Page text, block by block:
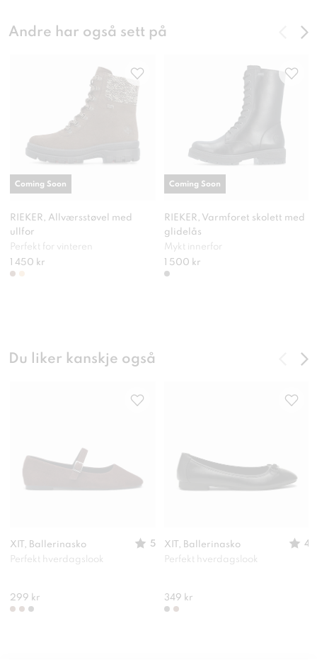
Andre har også sett på
RIEKER, Allværsstøvel med
ullfor
Perfekt for vinteren
1 450 kr
Coming Soon
RIEKER, Varmforet skolett med
glidelås
Mykt innerfor
1 500 kr
Coming Soon
Du liker kanskje også
XIT, Ballerinasko
5
Perfekt hverdagslook
299 kr
XIT, Ballerinasko
4
Perfekt hverdagslook
349 kr